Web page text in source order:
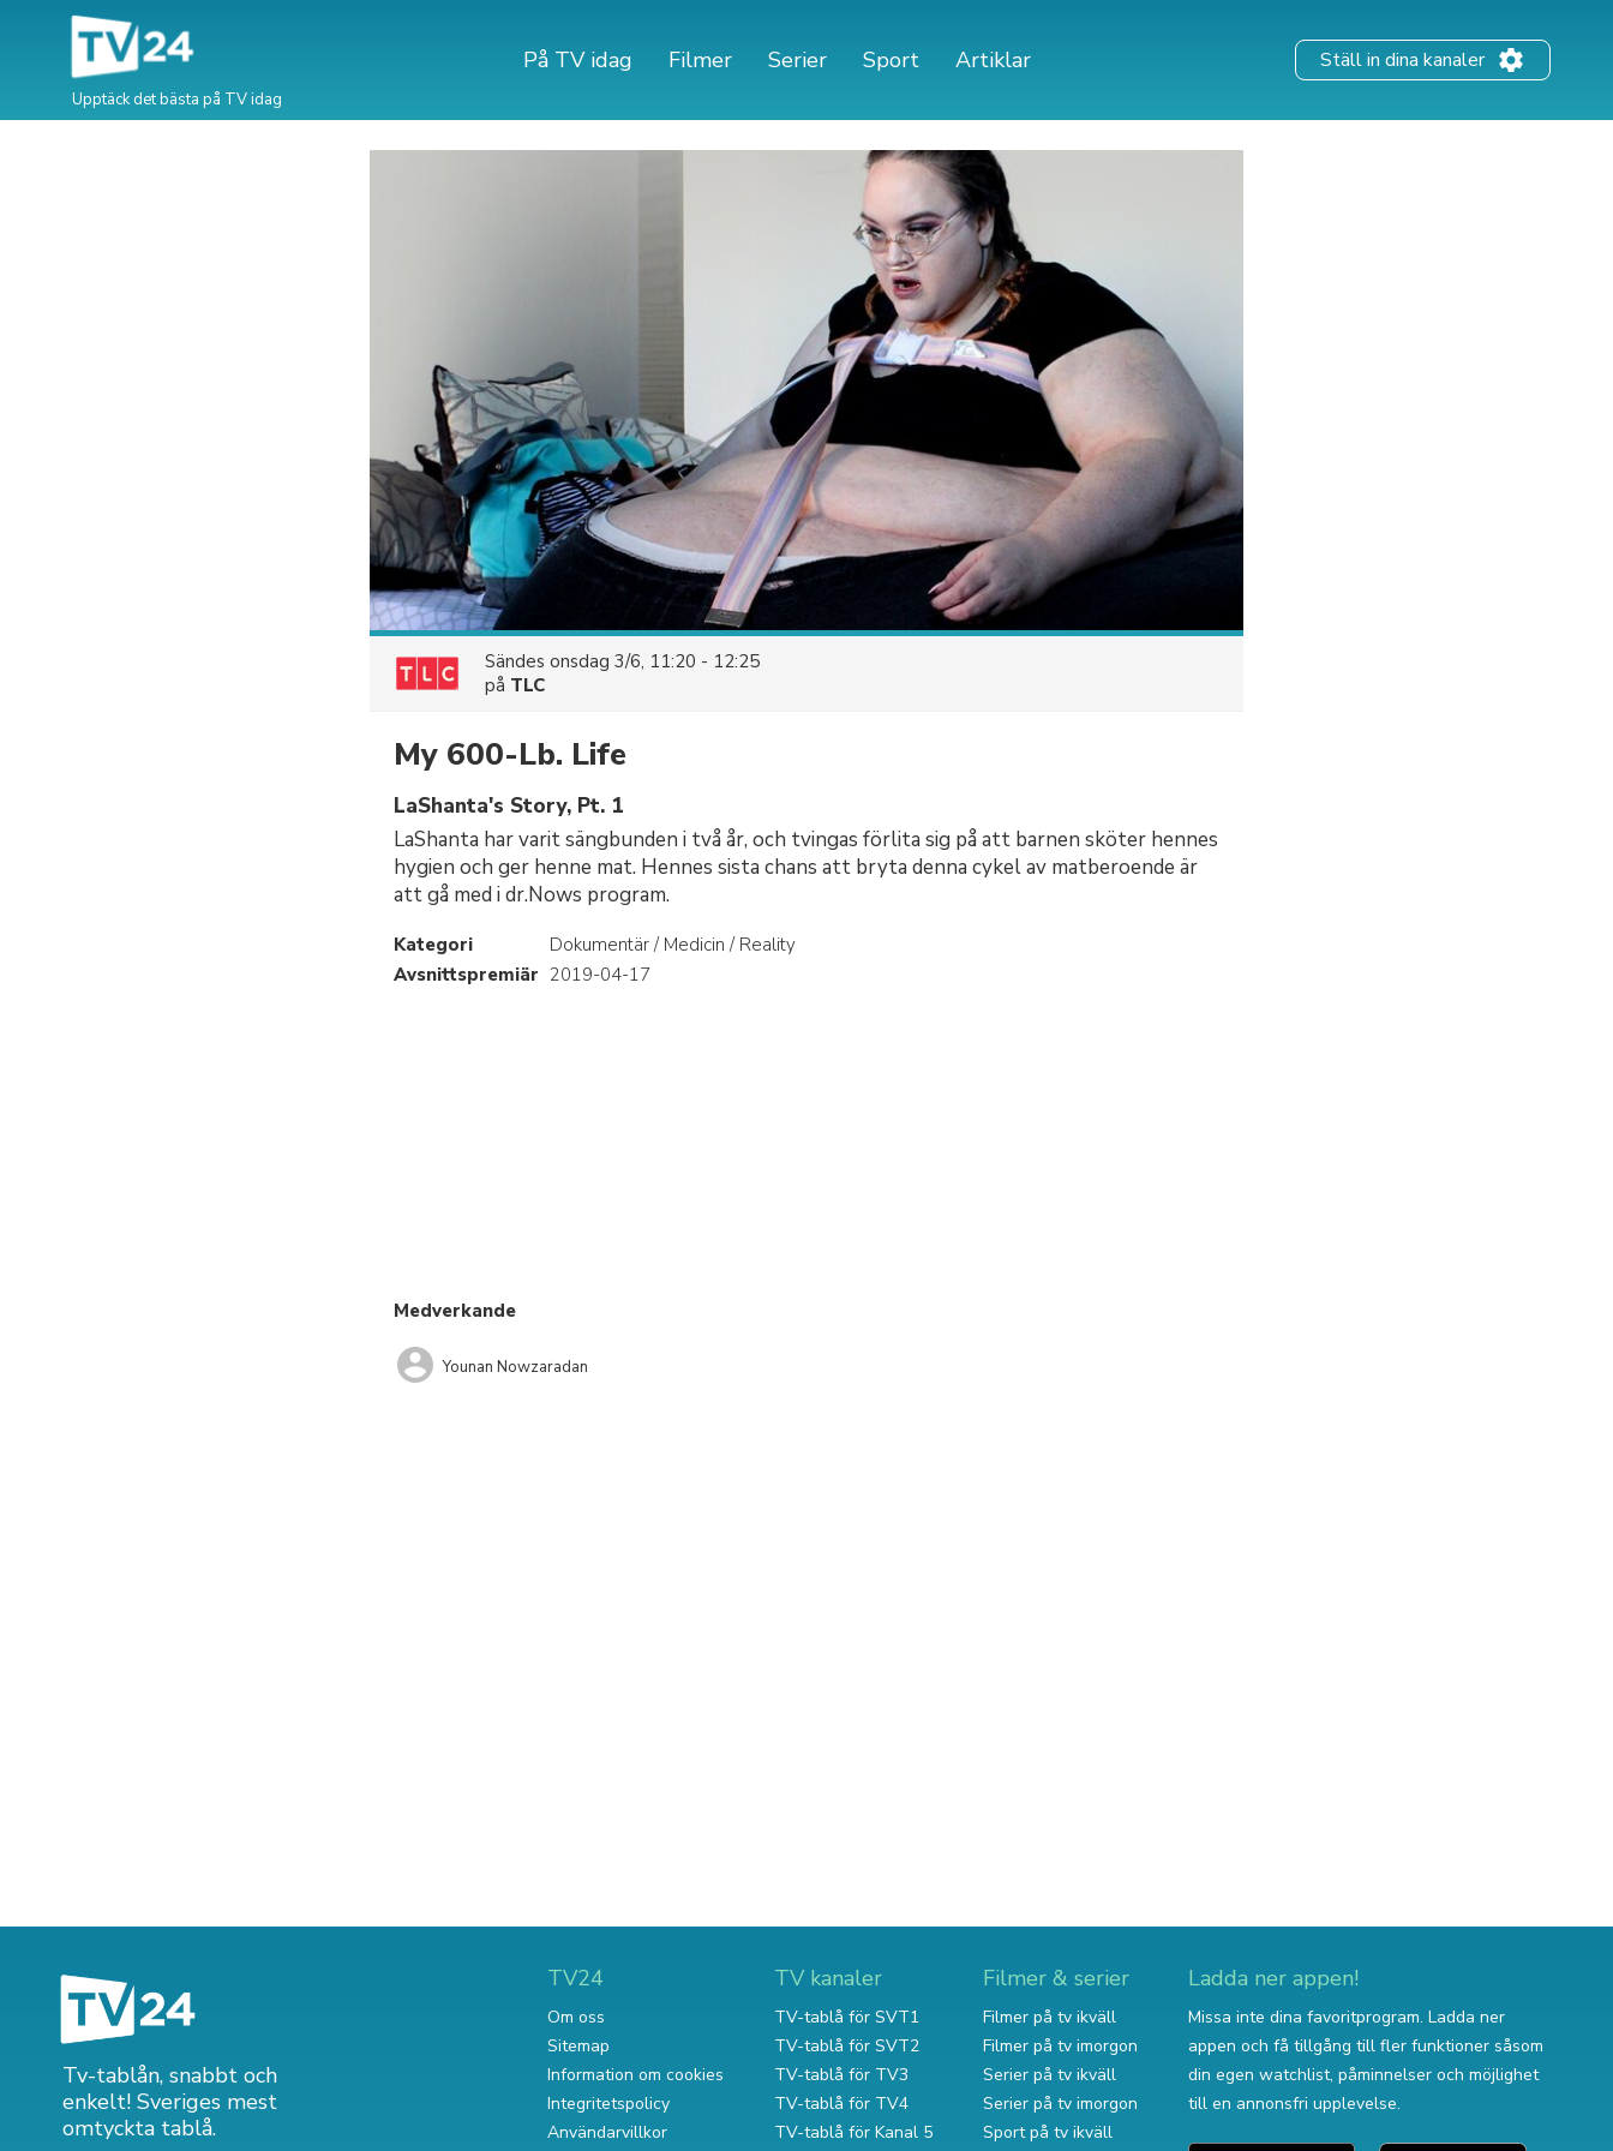
Upptäck det bästa på TV idag
På TV idag Filmer Serier Sport Artiklar Ställ in dina kanaler
Sändes onsdag 3/6, 11:20 - 12:25
på TLC
My 600-Lb. Life
LaShanta's Story, Pt. 1
LaShanta har varit sängbunden i två år, och tvingas förlita sig på att barnen sköter hennes
hygien och ger henne mat. Hennes sista chans att bryta denna cykel av matberoende är
att gå med i dr.Nows program.
Kategori
Dokumentär / Medicin / Reality
Avsnittspremiär 2019-04-17
Medverkande
Younan Nowzaradan
Tv-tablån, snabbt och
enkelt! Sveriges mest
omtyckta tablå.
TV24
Om oss
Sitemap
Information om cookies
Integritetspolicy
Användarvillkor
TV kanaler
TV-tablå för SVT1
TV-tablå för SVT2
TV-tablå för TV3
TV-tablå för TV4
TV-tablå för Kanal 5
Filmer & serier
Filmer på tv ikväll
Filmer på tv imorgon
Serier på tv ikväll
Serier på tv imorgon
Sport på tv ikväll
Ladda ner appen!
Missa inte dina favoritprogram. Ladda ner
appen och få tillgång till fler funktioner såsom
din egen watchlist, påminnelser och möjlighet
till en annonsfri upplevelse.